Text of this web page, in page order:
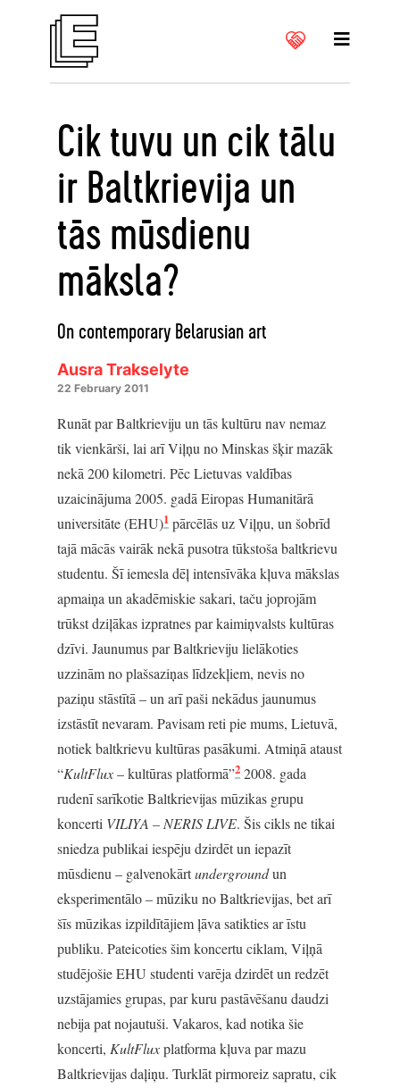
Cik tuvu un cik tālu
ir Baltkrievija un
tās mūsdienu
māksla?
On contemporary Belarusian art
Ausra Trakselyte
22 February 2011
Runāt par Baltkrieviju un tās kultūru nav nemaz
tik vienkārši, lai arī Viļņu no Minskas šķir mazāk
nekā 200 kilometri. Pēc Lietuvas valdības
uzaicinājuma 2005. gadā Eiropas Humanitārā
universitāte (EHU)1 pārcēlās uz Viļņu, un šobrīd
tajā mācās vairāk nekā pusotra tūkstoša baltkrievu
studentu. Šī iemesla dēļ intensīvāka kļuva mākslas
apmaiņa un akadēmiskie sakari, taču joprojām
trūkst dziļākas izpratnes par kaimiņvalsts kultūras
dzīvi. Jaunumus par Baltkrieviju lielākoties
uzzinām no plašsaziņas līdzekļiem, nevis no
paziņu stāstītā – un arī paši nekādus jaunumus
izstāstīt nevaram. Pavisam reti pie mums, Lietuvā,
notiek baltkrievu kultūras pasākumi. Atmiņā ataust
“KultFlux– kultūras platformā”2 2008. gada
rudenī sarīkotie Baltkrievijas mūzikas grupu
koncerti VILIYA – NERIS LIVE. Šis cikls ne tikai
sniedza publikai iespēju dzirdēt un iepazīt
mūsdienu – galvenokārtundergroundun
eksperimentālo – mūziku no Baltkrievijas, bet arī
šīs mūzikas izpildītājiem ļāva satikties ar īstu
publiku. Pateicoties šim koncertu ciklam, Viļņā
studējošie EHU studenti varēja dzirdēt un redzēt
uzstājamies grupas, par kuru pastāvēšanu daudzi
nebija pat nojautuši. Vakaros, kad notika šie
koncerti, KultFluxplatforma kļuva par mazu
Baltkrievijas daļiņu. Turklāt pirmoreiz sapratu, cik